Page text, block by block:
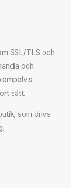
SSL/TLS och
och
sätt.
som drivs